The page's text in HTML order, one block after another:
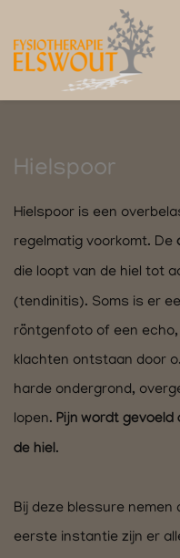
Hielspoor
Hielspoor is een
regelmatig voorkomt. De
die loopt van de hiel tot
(tendinitis). Soms is er
röntgenfoto of een
klachten ontstaan door
harde ondergrond,
lopen. Pijn wordt gevoeld
de hiel.
Bij deze blessure nemen
eerste instantie zijn er